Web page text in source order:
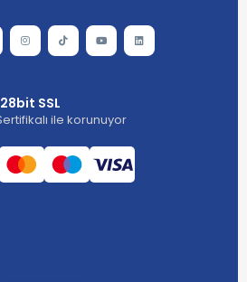
SSL
ile korunuyor